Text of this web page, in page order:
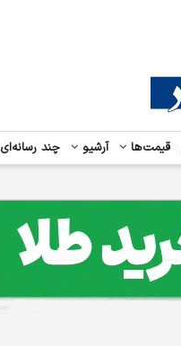
قیمت‌ها آرشیو چند رسانه‌ای